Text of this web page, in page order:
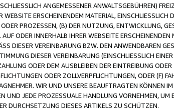
ANGEMESSENER ANWALTSGEBÜHREN)
ERSCHEINENDEM MATERIAL, EINSCHLIESSLICH
PROZESSEN, (B) DER NUTZUNG, ENTWICKLUNG,
ODER INNERHALB IHRER WEBSEITE ERSCHEINENDEN
DIESER VEREINBARUNG BZW. DEN ANWENDBAREN
DIESER VEREINBARUNG (EINSCHLIESSLICH EINER
ODER DEM AUSBLEIBEN DER EINTREIBUNG ODER
ODER ZOLLVERPFLICHTUNGEN, ODER (F)
WIR UND UNSERE BEAUFTRAGTEN KÖNNEN IM
UND JEDE PROZESSUALE HANDLUNG VORNEHMEN, UM
DURCHSETZUNG DIESES ARTIKELS ZU SCHÜTZEN.